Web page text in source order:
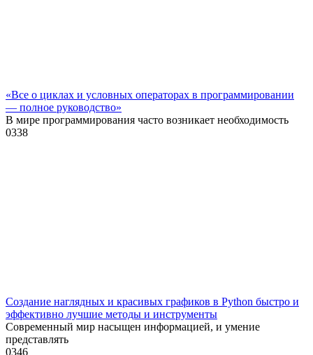
«Все о циклах и условных операторах в программировании
— полное руководство»
В мире программирования часто возникает необходимость
0338
Создание наглядных и красивых графиков в Python быстро и
эффективно лучшие методы и инструменты
Современный мир насыщен информацией, и умение
представлять
0346